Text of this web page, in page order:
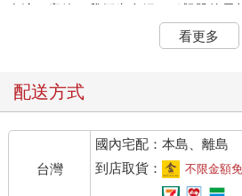
在這一章節，我們先介紹一種飆股的長
明顯漲勢，但在滿足特定條件以後，卻
握到起漲點並及時買進，就能賺到一筆
2-1 上漲潛力的股票，我先找這種圖形
「三角收斂」型態。
何謂三角收斂？三角在哪裡？又要怎麼
趨勢。K棒走勢是會有轉折的，有時上
上來，就像一座山會有山頂和山谷，連
看更多
配送方式
台灣
國內宅配：本島、離島
到店取貨：
不限金額